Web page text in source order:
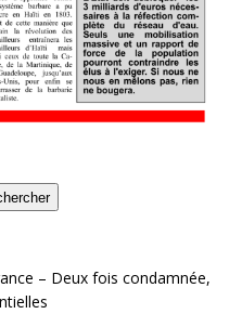
– Deux fois condamnée,